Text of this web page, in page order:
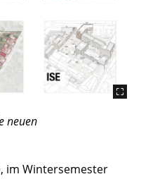
neuen
im Wintersemester